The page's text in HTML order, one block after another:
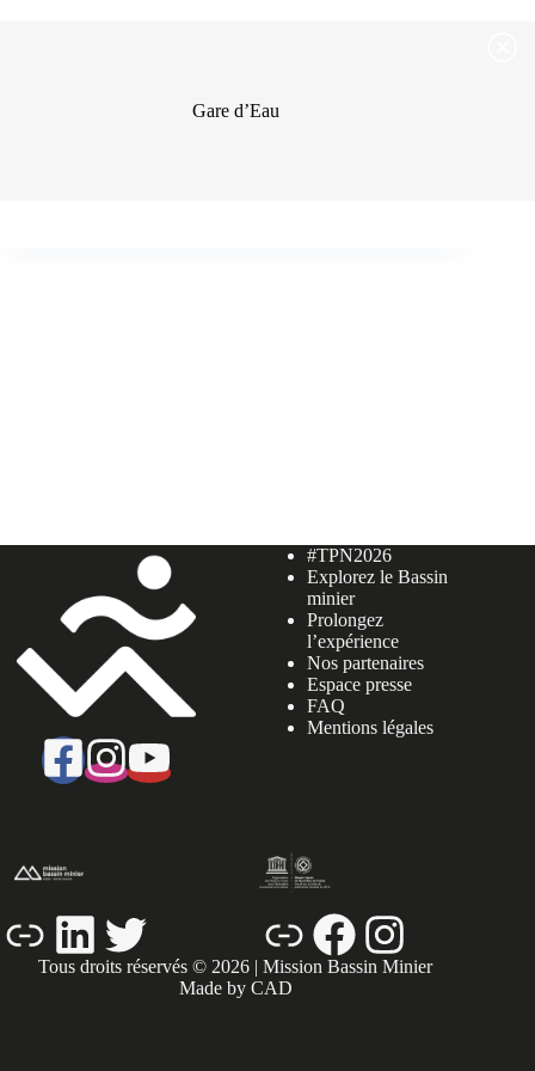
Gare d’Eau
#TPN2026
Explorez le Bassin
minier
Prolongez
l’expérience
Nos partenaires
Espace presse
FAQ
Mentions légales
LienLinkedIn
Twitter LienFacebook
Instagram
Tous droits réservés © 2026 | Mission Bassin Minier
Made by CAD